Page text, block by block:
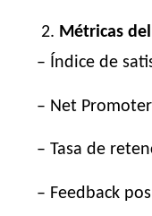
Métricas
– Índice de
– Net Promoter
– Tasa de
– Feedback